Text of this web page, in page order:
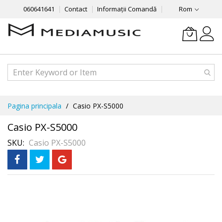
060641641 Contact Informații Comandă Rom
Continut
Pagina principala Casio PX-S5000
Casio PX-S5000
SKU Casio PX-S5000